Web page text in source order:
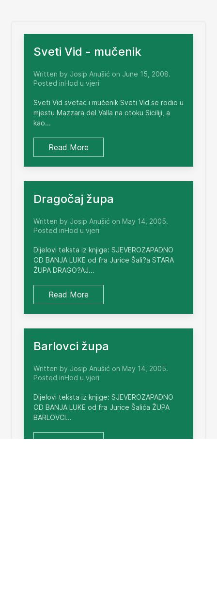
Sveti Vid - mučenik
Written by Josip Anušić on June 15, 2008.
Posted inHod u vjeri
Sveti Vid svetac i mučenik Sveti Vid se rodio u
mjestu Mazzara del Valla na otoku Siciliji, a
kao...
Read More
Dragočaj župa
Written by Josip Anušić on May 14, 2005.
Posted inHod u vjeri
Dijelovi teksta iz knjige: SJEVEROZAPADNO
OD BANJA LUKE od fra Jurice Šali?a STARA
ŽUPA DRAGO?AJ...
Read More
Barlovci župa
Written by Josip Anušić on May 14, 2005.
Posted inHod u vjeri
Dijelovi teksta iz knjige: SJEVEROZAPADNO
OD BANJA LUKE od fra Jurice Šalića ŽUPA
BARLOVCI...
Read More